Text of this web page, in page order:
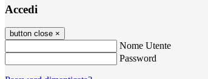
Accedi
button close ×
Nome Utente
Password